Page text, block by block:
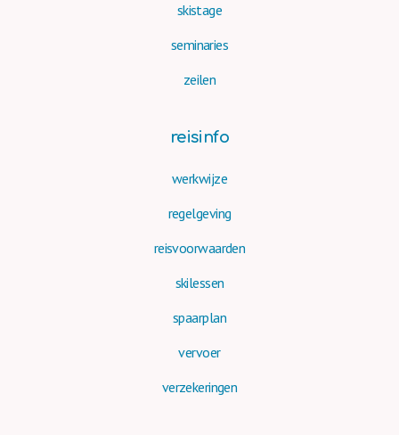
skistage
seminaries
zeilen
reisinfo
werkwijze
regelgeving
reisvoorwaarden
skilessen
spaarplan
vervoer
verzekeringen